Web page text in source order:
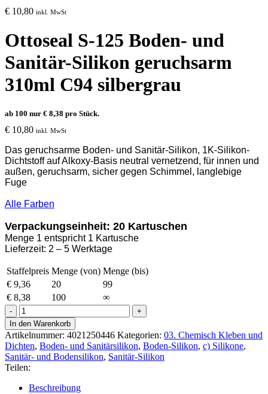
€ 10,80 inkl. MwSt
Ottoseal S-125 Boden- und
Sanitär-Silikon geruchsarm
310ml C94 silbergrau
ab 100 nur € 8,38 pro Stück.
€ 10,80 inkl. MwSt
Das geruchsarme Boden- und Sanitär-Silikon, 1K-Silikon-
Dichtstoff auf Alkoxy-Basis neutral vernetzend, für innen und
außen, geruchsarm, sicher gegen Schimmel, l anglebige
Fuge
Alle Farben
Verpackungseinheit: 20 Kartuschen
Menge 1 entspricht 1 Kartusche
Lieferzeit: 2 – 5 Werktage
Staffelpreis Menge (von) Menge (bis)
€ 9,36 20
99
€ 8,38 100
∞
Ottoseal
S-
125
Boden-
und
Sanitär-
Silikon
geruchsarm
In den Warenkorb
Artikelnummer: 4021250446 Kategorien: 03. Chemisch Kleben und
Dichten, Boden- und Sanitärsilikon, Boden-Silikon, c) Silikone,
Sanitär- und Bodensilikon, Sanitär-Silikon
Teilen:
Beschreibung